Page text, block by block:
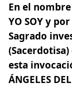
En el nombre
YO SOYy por
Sagrado
esta
ÁNGELES